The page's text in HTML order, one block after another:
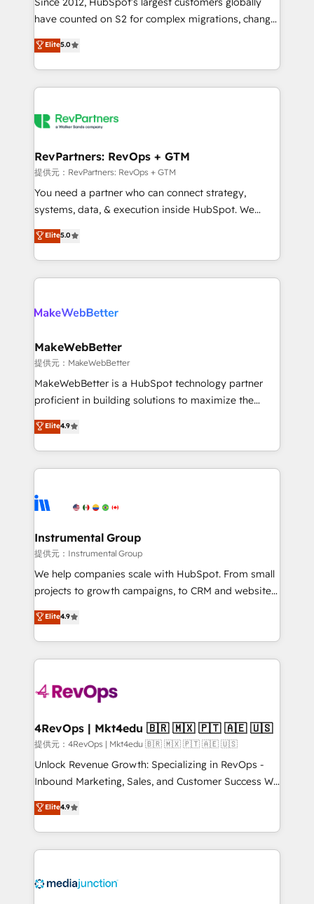
measurable impact.
have counted on S2 for complex migrations, change
management, systems integration, and creative
solutions that deliver measurable impact and
transform brand experiences As one of the few full-
service creative agencies in the HubSpot
winning design to build scalable, globally
marketing campaigns, & RevOps frameworks that
fuel long-term success We connect the entire
customer lifecycle through seamless integrations,
ensure long-term adoption with change-
and service to drive sustainable growth With 6 key
HubSpot accreditations and experience across
Elite5.0
RevPartners: RevOps + GTM
提供元：RevPartners: RevOps + GTM
You need a partner who can connect strategy,
systems, data, & execution inside HubSpot. We
bridge the gap where most agencies fall short by
combining GTM strategy with technical execution to
solve the right problem with the right solution. As the
only firm in the world to hold Elite Partner
clients gain a unique advantage in CRM architecture,
market execution. Why B2B Businesses Choose RP: -
Secure: Soc2 compliant 🛡️ - Pricing: Implementations
starting at $1,5k 💵 - Speed: Launch in 14 days ⚡ -
Global: 75+ RPers across five continents 🌐 - Scale:
HubSpot Partner 🪴 - Sales Hub: More
implementations than any other Partner 💻 -
agency for an Ops problem. Don't hire a technical
agency for a growth problem. Hire a partner built to
Elite5.0
MakeWebBetter
提供元：MakeWebBetter
MakeWebBetter is a HubSpot technology partner
proficient in building solutions to maximize the
operational efficiency of HubSpot. The fastest-
growing tech-enabler & facilitator, MakeWebBetter,
hands you the blend of HubSpot expertise &
eminent solutions & integrations. Trust us to
Elite Partners with 10+ years of HubSpot experience
Premier Partner 2023 🌟5 HubSpot Accreditations 🌟
Won HubSpot Theme Challenge 2021 🌟INBOUND’19
HubSpot Rising Star Why us? Harnessing the full
potential of the powerful HubSpot CRM. ✔️A team of
HubSpot experience ✔️Flexible pricing models —
Hourly-fee (assigned one Dedicated HubSpot
requirement). ✔️Helped over 25,000+ customers so
far with our HubSpot solutions. ✔️Bespoke apps &
on-demand bundle services. Connect with us today!
Elite4.9
Instrumental Group
提供元：Instrumental Group
We help companies scale with HubSpot. From small
projects to growth campaigns, to CRM and websites.
Hire an agency that's experienced in every inch of
HubSpot and willing to work hand-in-hand with your
team to simplify the complex and build a better
experience for your team and customers.
Elite4.9
4RevOps | Mkt4edu 🇧🇷 🇲🇽 🇵🇹 🇦🇪 🇺🇸
提供元：4RevOps | Mkt4edu 🇧🇷 🇲🇽 🇵🇹 🇦🇪 🇺🇸
Unlock Revenue Growth: Specializing in RevOps -
Inbound Marketing, Sales, and Customer Success We
specialize in driving revenue growth for companies
across industries through tailored marketing, sales,
and customer success strategies, utilizing RevOps
methodologies. As Latin America's largest HubSpot
offer unparalleled insights. Operating in five
Elite4.9